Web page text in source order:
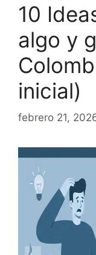
10
algo y
inicial)
febrero 21,